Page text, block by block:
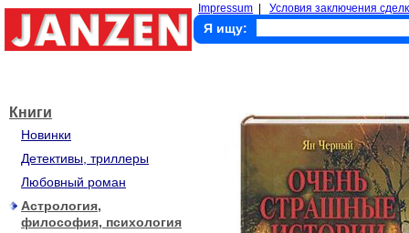
Impressum Условия заключения
Я ищу:
Книги
Новинки
Детективы, триллеры
Любовный роман
Астрология,
философия, психология